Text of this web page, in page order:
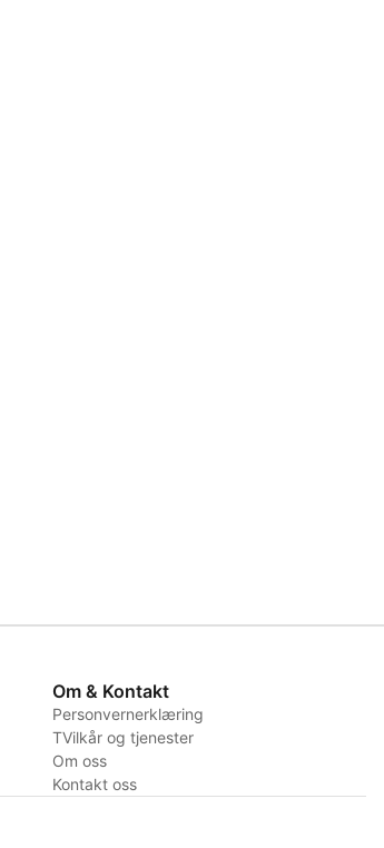
Om & Kontakt
Personvernerklæring
TVilkår og tjenester
Om oss
Kontakt oss